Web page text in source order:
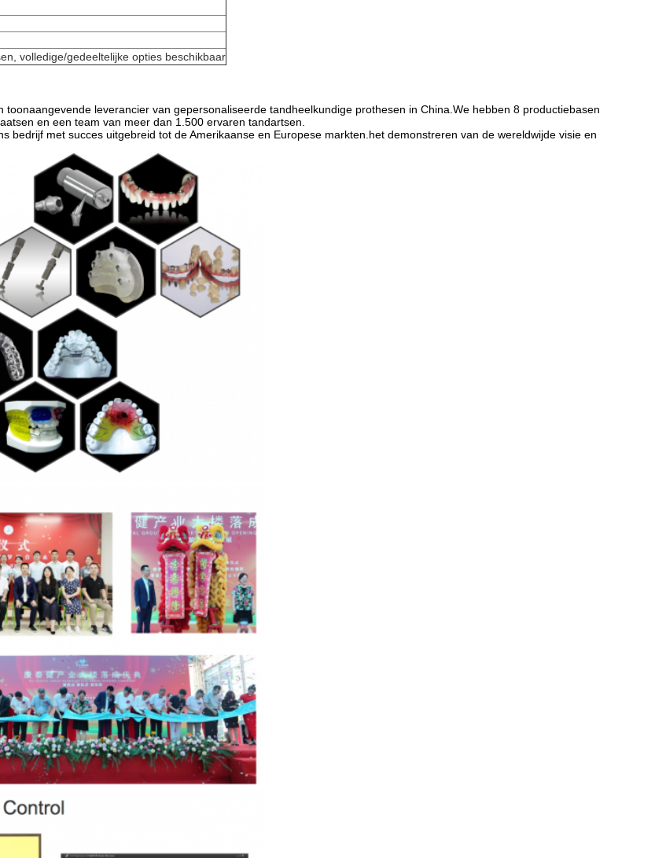
volledige/gedeeltelijke opties beschikbaar
leverancier van gepersonaliseerde tandheelkundige prothesen in China.We hebben 8 productiebasen
en een team van meer dan 1.500 ervaren tandartsen.
bedrijf met succes uitgebreid tot de Amerikaanse en Europese markten.het demonstreren van de wereldwijde visie en